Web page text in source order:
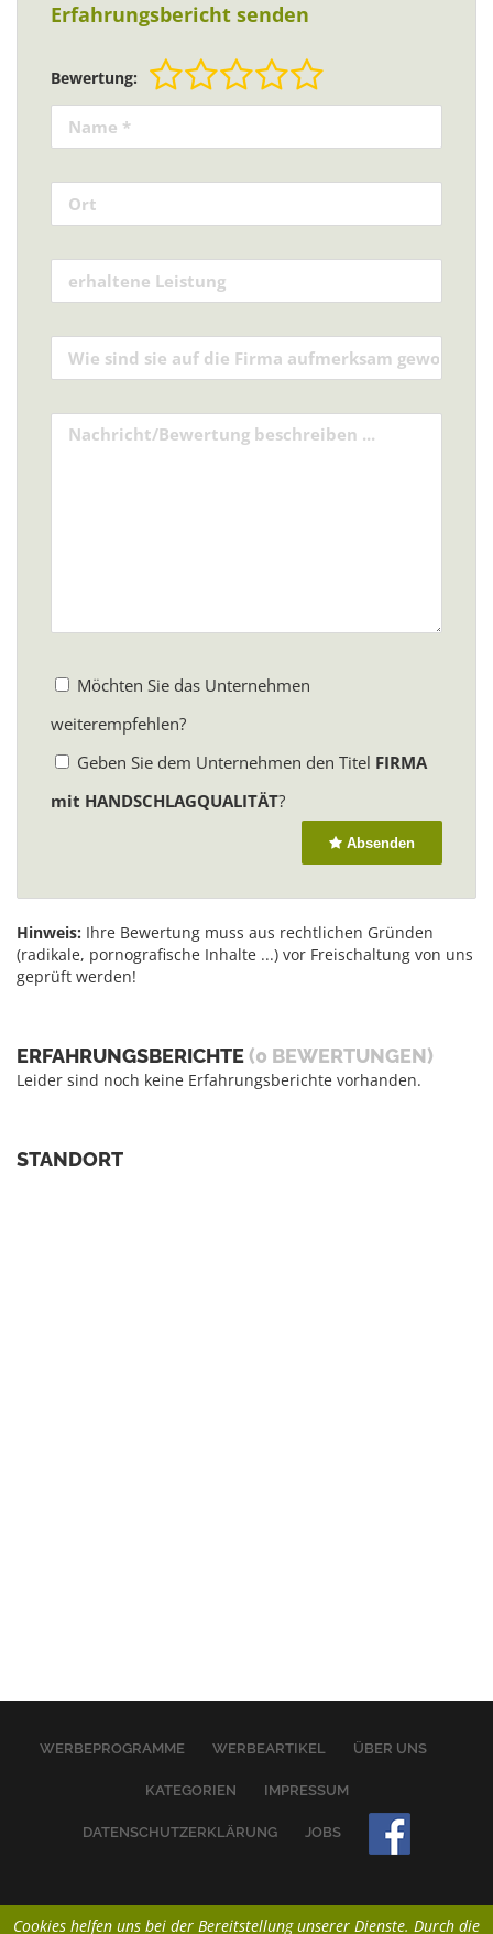
Erfahrungsbericht senden
Bewertung:
Möchten Sie das Unternehmen
weiterempfehlen?
Geben Sie dem Unternehmen den Titel FIRMA
mit HANDSCHLAGQUALITÄT?
Absenden
Hinweis: Ihre Bewertung muss aus rechtlichen Gründen
(radikale, pornografische Inhalte ...) vor Freischaltung von uns
geprüft werden!
ERFAHRUNGSBERICHTE(0 BEWERTUNGEN)
Leider sind noch keine Erfahrungsberichte vorhanden.
STANDORT
WERBEPROGRAMME WERBEARTIKEL ÜBER UNS
KATEGORIEN IMPRESSUM
DATENSCHUTZERKLÄRUNG JOBS
Cookies helfen uns bei der Bereitstellung unserer Dienste. Durch die